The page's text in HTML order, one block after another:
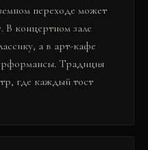
переходе может
В концертном зале
а в арт-кафе
Традиция
где каждый тост